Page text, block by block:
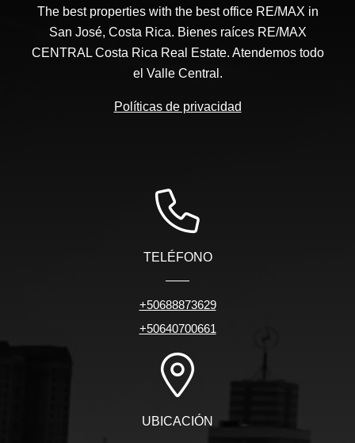
The best properties with the best office RE/MAX in
San José, Costa Rica. Bienes raíces RE/MAX
CENTRAL Costa Rica Real Estate. Atendemos todo
el Valle Central.
Políticas de privacidad
TELÉFONO
+50688873629
+50640700661
UBICACIÓN